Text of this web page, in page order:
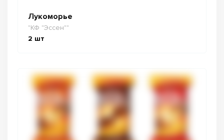
Лукоморье
"КФ "Эссен""
2 шт